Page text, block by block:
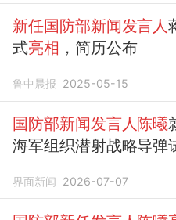
新任国防部新闻发言人
式亮相 ，简历公布
鲁中晨报 2025-05-15
国防部新闻发言人陈曦
海军组织潜射战略导弹
界面新闻 2026-07-07